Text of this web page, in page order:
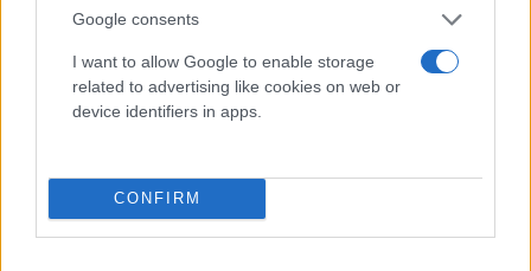
Google consents
I want to allow Google to enable storage
related to advertising like cookies on web or
device identifiers in apps.
CONFIRM
κατέγραψε δύο γκολ και δύο ασίστ σε 14
συμμετοχές στη Serie A, αγωνιζόμενος συνολικά
για 1.016 λεπτά. Αντίθετα, στον Ολυμπιακό μέτρησε
21 εμφανίσεις σε όλες τις διοργανώσεις, με
ωστόσο να καταφέρει να καθιερωθεί ως βασική